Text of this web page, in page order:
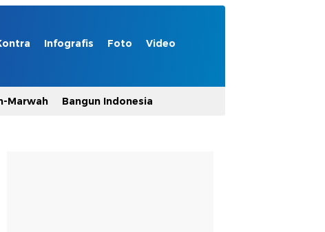
Infografis Foto Video
Marwah Bangun Indonesia